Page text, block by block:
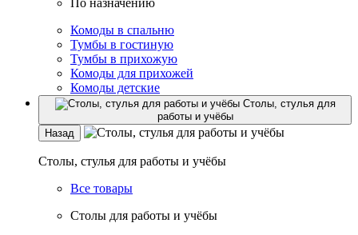
По назначению
Комоды в спальню
Тумбы в гостиную
Тумбы в прихожую
Комоды для прихожей
Комоды детские
Столы, стулья для
работы и учёбы
Назад
Столы, стулья для работы и учёбы
Все товары
Столы для работы и учёбы